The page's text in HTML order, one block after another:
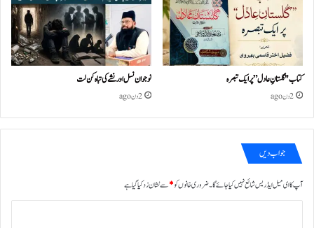
کتاب "گلستانِ عادل” پر ایک تبصرہ
2 دن ago
نوجوان نسل اور نشے کی تباہ کن لت
2 دن ago
جواب دیں
آپ کا ای میل ایڈریس شائع نہیں کیا جائے گا۔ضروری خانوں کو*سے نشان زد کیا گیا ہے